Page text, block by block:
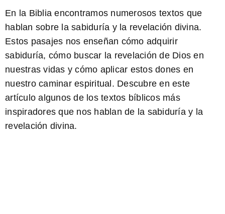
En la Biblia encontramos numerosos textos que
hablan sobre la sabiduría y la revelación divina.
Estos pasajes nos enseñan cómo adquirir
sabiduría, cómo buscar la revelación de Dios en
nuestras vidas y cómo aplicar estos dones en
nuestro caminar espiritual. Descubre en este
artículo algunos de los textos bíblicos más
inspiradores que nos hablan de la sabiduría y la
revelación divina.